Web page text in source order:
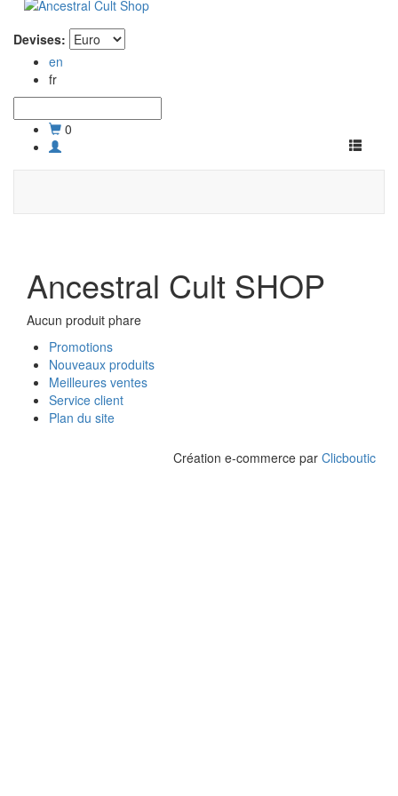
Devises:
en
fr
0
Toggle
Ancestral Cult SHOP
Aucun produit phare
Promotions
Nouveaux produits
Meilleures ventes
Service client
Plan du site
Création e-commerce par Clicboutic